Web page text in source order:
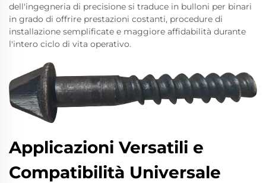
dell'ingegneria di precisione si traduce in bulloni per binari
in grado di offrire prestazioni costanti, procedure di
installazione semplificate e maggiore affidabilità durante
l'intero ciclo di vita operativo.
Applicazioni Versatili e
Compatibilità Universale